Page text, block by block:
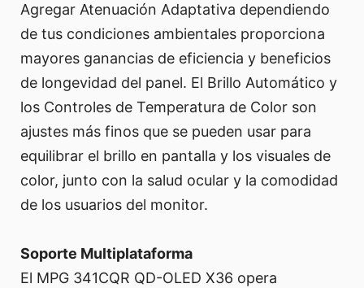
Agregar Atenuación Adaptativa dependiendo
de tus condiciones ambientales proporciona
mayores ganancias de eficiencia y beneficios
de longevidad del panel. El Brillo Automático y
los Controles de Temperatura de Color son
ajustes más finos que se pueden usar para
equilibrar el brillo en pantalla y los visuales de
color, junto con la salud ocular y la comodidad
de los usuarios del monitor.
Soporte Multiplataforma
El MPG 341CQR QD-OLED X36 opera